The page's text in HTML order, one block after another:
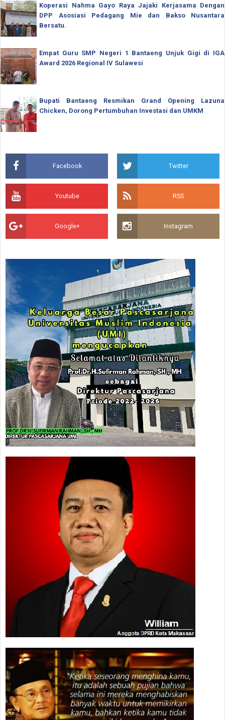
Koperasi Nahma Gayo Raya Jajaki Kerjasama Dengan
DPP Asosiasi Pedagang Mie dan Bakso Nusantara
Bersatu.
Empat Guru SMP Negeri 1 Bantaeng Unjuk Gigi di IGA
Award 2026 Regional IV Sulawesi
Bupati Bantaeng Resmikan Grand Opening Lazuna
Chicken, Dorong Pertumbuhan Investasi dan UMKM
Facebook Twitter
Youtube RSS
Google+ Instagram